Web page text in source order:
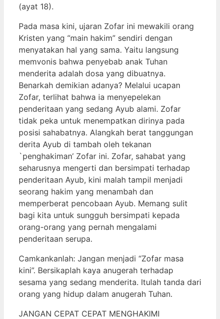
(ayat 18).
Pada masa kini, ujaran Zofar ini mewakili orang
Kristen yang “main hakim” sendiri dengan
menyatakan hal yang sama. Yaitu langsung
memvonis bahwa penyebab anak Tuhan
menderita adalah dosa yang dibuatnya.
Benarkah demikian adanya? Melalui ucapan
Zofar, terlihat bahwa ia menyepelekan
penderitaan yang sedang Ayub alami. Zofar
tidak peka untuk menempatkan dirinya pada
posisi sahabatnya. Alangkah berat tanggungan
derita Ayub di tambah oleh tekanan
`penghakiman’ Zofar ini. Zofar, sahabat yang
seharusnya mengerti dan bersimpati terhadap
penderitaan Ayub, kini malah tampil menjadi
seorang hakim yang menambah dan
memperberat pencobaan Ayub. Memang sulit
bagi kita untuk sungguh bersimpati kepada
orang-orang yang pernah mengalami
penderitaan serupa.
Camkankanlah: Jangan menjadi “Zofar masa
kini”. Bersikaplah kaya anugerah terhadap
sesama yang sedang menderita. Itulah tanda dari
orang yang hidup dalam anugerah Tuhan.
JANGAN CEPAT CEPAT MENGHAKIMI